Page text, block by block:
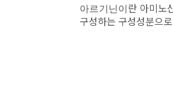
아르기닌이 란 아미노
구성하는 구성성분으